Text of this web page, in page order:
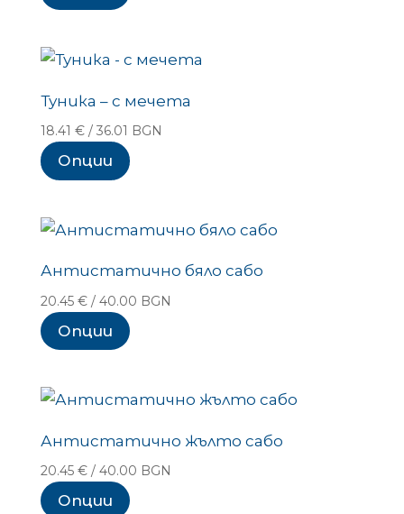
Туника – с мечета
18.41 € / 36.01 BGN
Опции
Антистатично бяло сабо
20.45 € / 40.00 BGN
Опции
Антистатично жълто сабо
20.45 € / 40.00 BGN
Опции